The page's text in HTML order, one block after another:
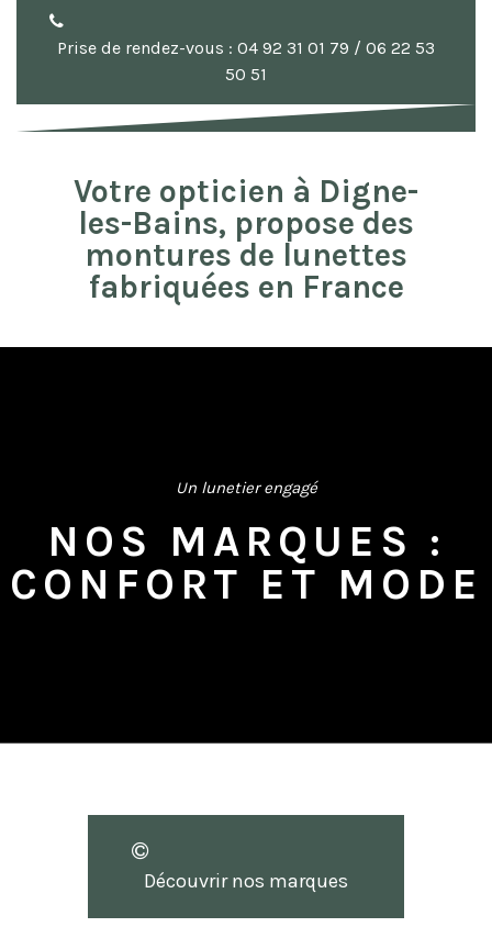
Prise de rendez-vous : 04 92 31 01 79 / 06 22 53
50 51
Votre opticien à Digne-
les-Bains, propose des
montures de lunettes
fabriquées en France
Un lunetier engagé
NOS MARQUES :
CONFORT ET MODE
Découvrir nos marques